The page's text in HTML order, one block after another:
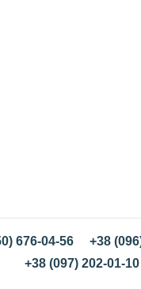
676-04-56
+38
+38 (097) 202-01-10